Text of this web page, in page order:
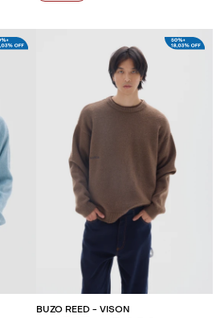
BUZO REED - VISON